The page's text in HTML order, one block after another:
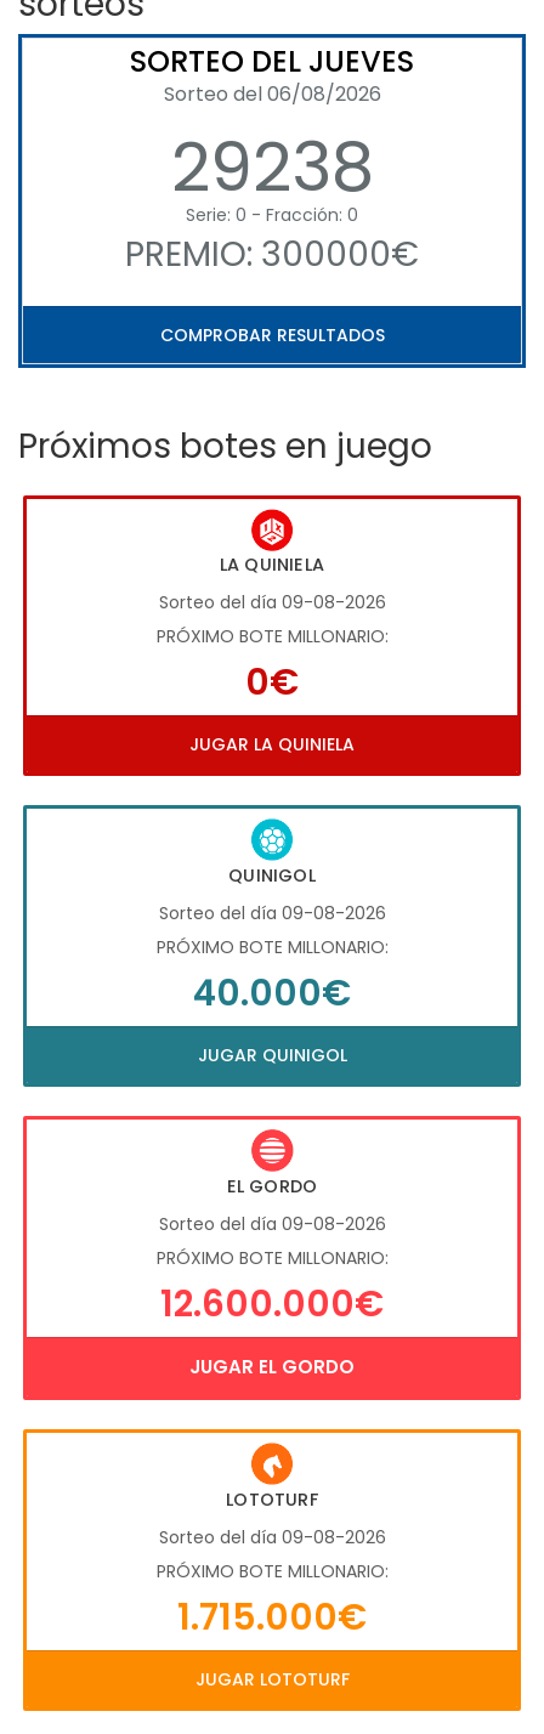
SORTEO DEL JUEVES
Sorteo del 06/08/2026
29238
Serie: 0 - Fracción: 0
PREMIO: 300000€
COMPROBAR RESULTADOS
Próximos botes en juego
LA QUINIELA
Sorteo del día 09-08-2026
PRÓXIMO BOTE MILLONARIO:
0€
JUGAR LA QUINIELA
QUINIGOL
Sorteo del día 09-08-2026
PRÓXIMO BOTE MILLONARIO:
40.000€
JUGAR QUINIGOL
EL GORDO
Sorteo del día 09-08-2026
PRÓXIMO BOTE MILLONARIO:
12.600.000€
JUGAR EL GORDO
LOTOTURF
Sorteo del día 09-08-2026
PRÓXIMO BOTE MILLONARIO:
1.715.000€
JUGAR LOTOTURF